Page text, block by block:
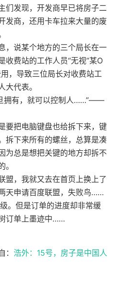
们发现，开发商早已将房子二
发商，还用卡车拉来大量的废
，说某个地方的三个局长在一
收费站的工作人员“无视”某O
，导致三位局长对收费站工
代表。
拥有，就可以控制人……”——
要把电脑键盘也给拆下来，键
拆下来所有的螺丝，总算是凑
为总是想把关键的地方却拆不
盟，我就又去在首页上换上了
天申请百度联盟，失败鸟……
。但是订单的进度却非常缓
订单上墨迹中……
浩外：15号，房子是中国人